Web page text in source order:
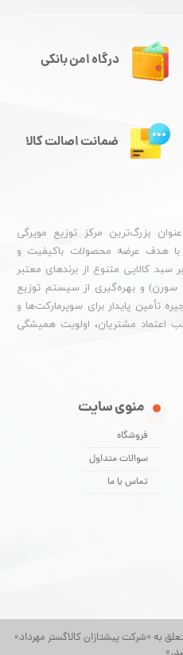
به «شرکت پیشتازان کالاگستر مهرداد»
بزرگ‌ترین مرکز توزیع مویرگی
با هدف عرضه محصولات باکیفیت و
کالایی متنوع از برندهای معتبر
و بهره‌گیری از سیستم توزیع
تأمین پایدار برای سوپرمارکت‌ها و
اعتماد مشتریان، اولویت همیشگی
منوی سایت
فروشگاه
سوالات متداول
تماس با ما
درگاه امن بانکی
ضمانت اصالت کالا